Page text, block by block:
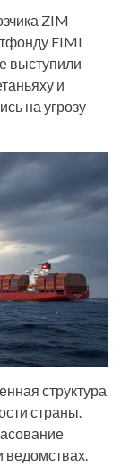
ZIM
FIMI
выступили
и
на угрозу
структура
страны.